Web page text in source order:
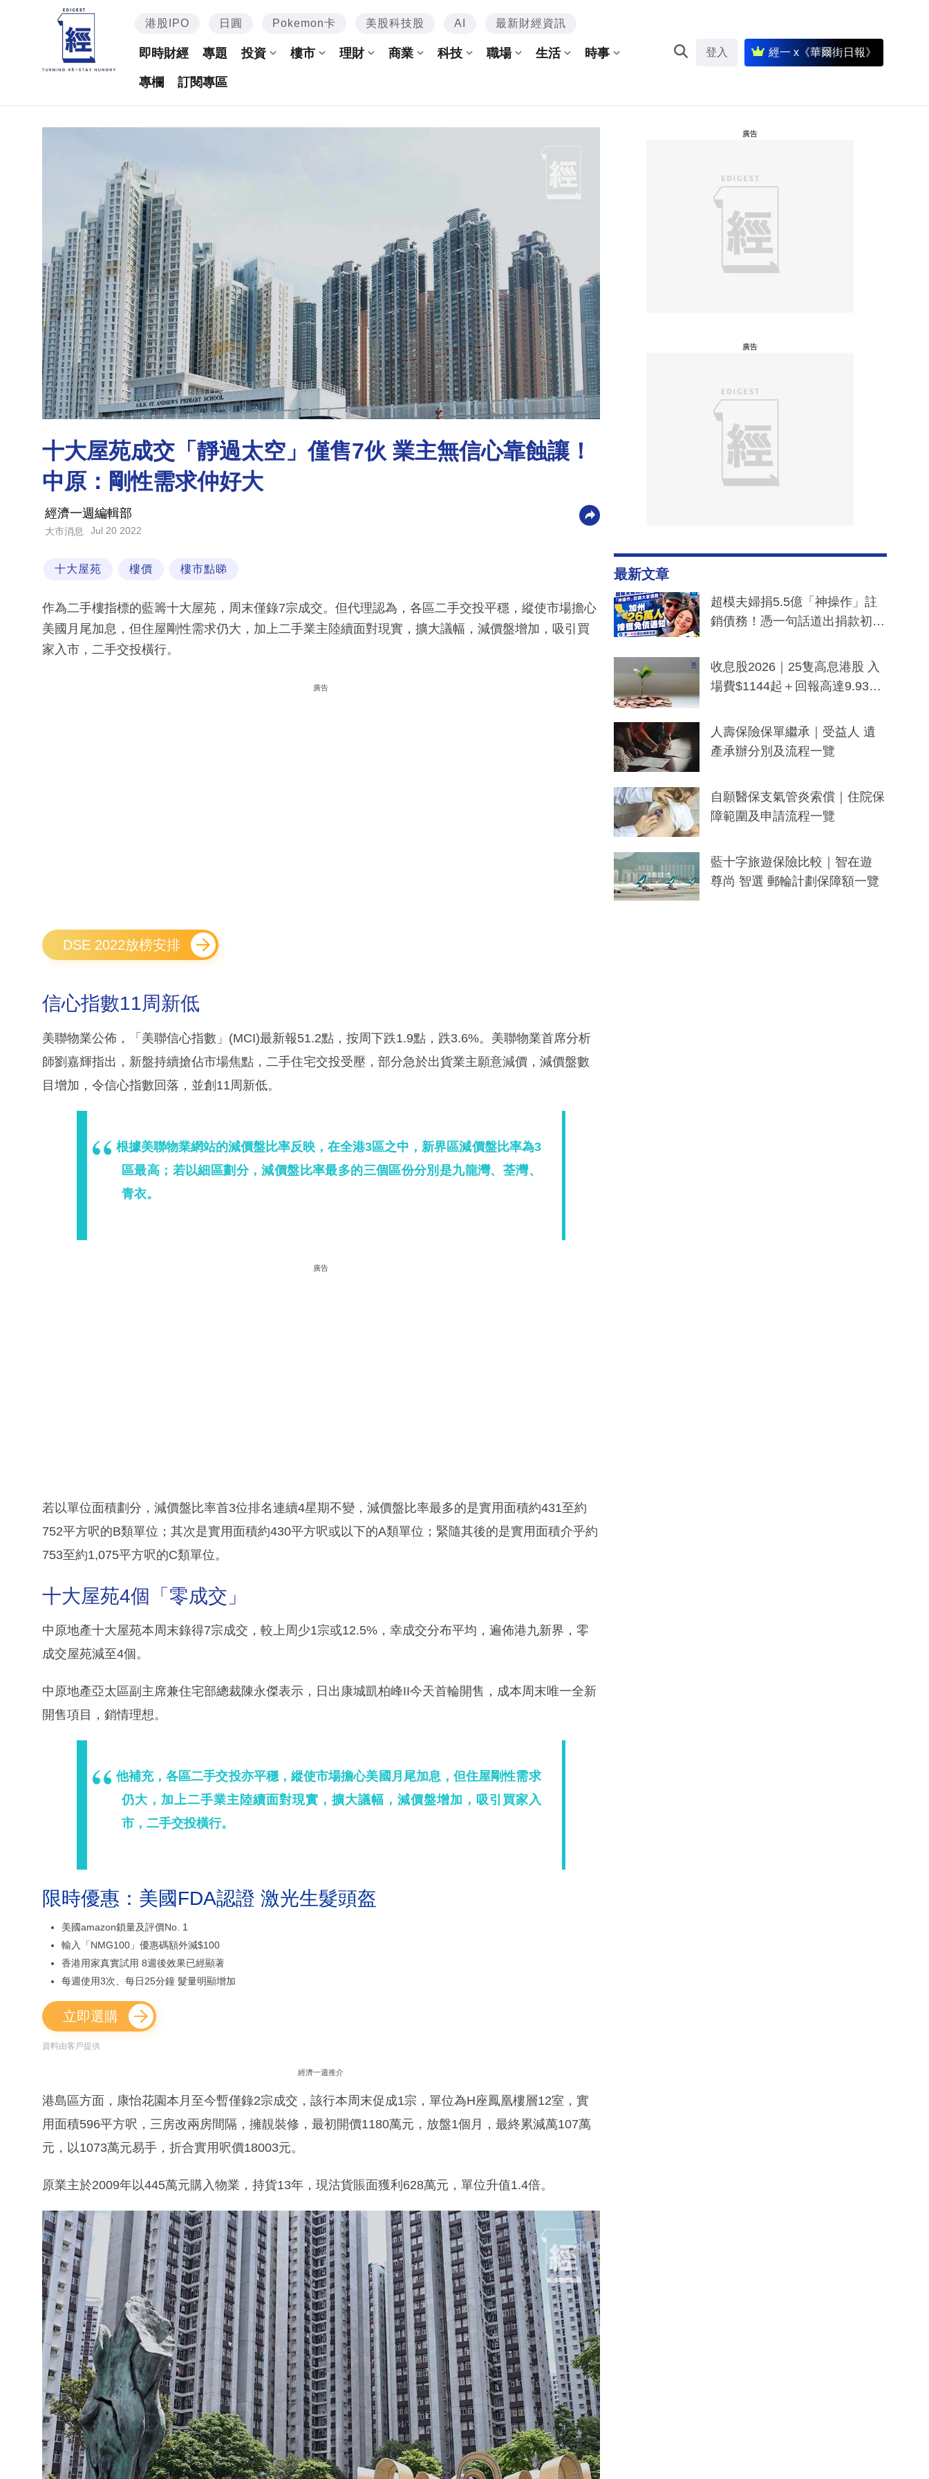
港股IPO 日圓 Pokemon卡 美股科技股 AI 最新財經資訊
即時財經 專題 投資 樓市 理財 商業 科技 職場 生活 時事
專欄 訂閱專區
登入 經一 x《華爾街日報》
十大屋苑成交「靜過太空」僅售7伙 業主無信心靠蝕讓！
中原：剛性需求仲好大
經濟一週編輯部
大市消息 Jul 20 2022
十大屋苑 樓價 樓市點睇
作為二手樓指標的藍籌十大屋苑，周末僅錄7宗成交。但代理認為，各區二手交投平穩，縱使市場擔心
美國月尾加息，但住屋剛性需求仍大，加上二手業主陸續面對現實，擴大議幅，減價盤增加，吸引買
家入市，二手交投橫行。
廣告
DSE 2022放榜安排
信心指數11周新低
美聯物業公佈，「美聯信心指數」(MCI)最新報51.2點，按周下跌1.9點，跌3.6%。美聯物業首席分析
師劉嘉輝指出，新盤持續搶佔市場焦點，二手住宅交投受壓，部分急於出貨業主願意減價，減價盤數
目增加，令信心指數回落，並創11周新低。
根據美聯物業網站的減價盤比率反映，在全港3區之中，新界區減價盤比率為3
區最高；若以細區劃分，減價盤比率最多的三個區份分別是九龍灣、荃灣、
青衣。
廣告
若以單位面積劃分，減價盤比率首3位排名連續4星期不變，減價盤比率最多的是實用面積約431至約
752平方呎的B類單位；其次是實用面積約430平方呎或以下的A類單位；緊隨其後的是實用面積介乎約
753至約1,075平方呎的C類單位。
十大屋苑4個「零成交」
中原地產十大屋苑本周末錄得7宗成交，較上周少1宗或12.5%，幸成交分布平均，遍佈港九新界，零
成交屋苑減至4個。
中原地產亞太區副主席兼住宅部總裁陳永傑表示，日出康城凱柏峰II今天首輪開售，成本周末唯一全新
開售項目，銷情理想。
他補充，各區二手交投亦平穩，縱使市場擔心美國月尾加息，但住屋剛性需求
仍大，加上二手業主陸續面對現實，擴大議幅，減價盤增加，吸引買家入
市，二手交投橫行。
限時優惠：美國FDA認證 激光生髮頭盔
美國amazon鎖量及評價No. 1
輸入「NMG100」優惠碼額外減$100
香港用家真實試用 8週後效果已經顯著
每週使用3次、每日25分鐘 髮量明顯增加
立即選購
資料由客戶提供
經濟一週推介
港島區方面，康怡花園本月至今暫僅錄2宗成交，該行本周末促成1宗，單位為H座鳳凰樓層12室，實
用面積596平方呎，三房改兩房間隔，擁靚裝修，最初開價1180萬元，放盤1個月，最終累減萬107萬
元，以1073萬元易手，折合實用呎價18003元。
原業主於2009年以445萬元購入物業，持貨13年，現沽貨賬面獲利628萬元，單位升值1.4倍。
廣告
廣告
最新文章
超模夫婦捐5.5億「神操作」註
銷債務！憑一句話道出捐款初
一度被誤當詐騙手段
收息股2026｜25隻高息港股 入
場費$1144起＋回報高達9.93
人壽保險保單繼承｜受益人 遺
產承辦分別及流程一覽
自願醫保支氣管炎索償｜住院保
障範圍及申請流程一覽
藍十字旅遊保險比較｜智在遊
尊尚 智選 郵輪計劃保障額一覽